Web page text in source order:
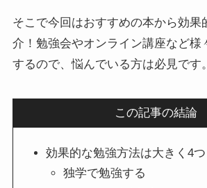
そこで今回はおすすめの本から効果
介！勉強会やオンライン講座など様
するので、悩んでいる方は必見です。
この記事の結論
効果的な勉強方法は大きく4つ
独学で勉強する